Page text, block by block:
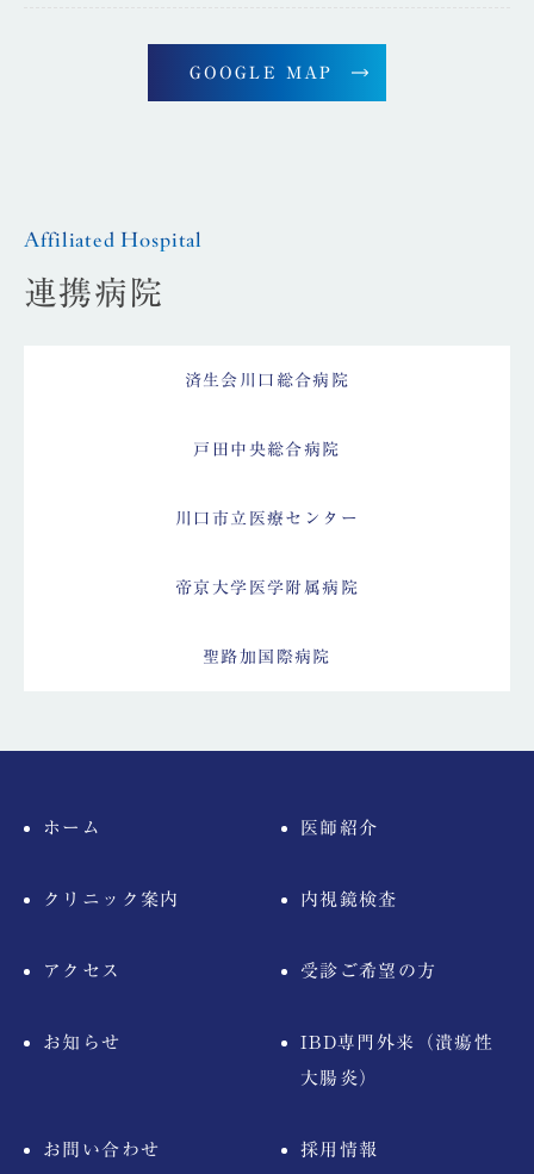
GOOGLE MAP
Affiliated Hospital
連携病院
済生会川口総合病院
戸田中央総合病院
川口市立医療センター
帝京大学医学附属病院
聖路加国際病院
ホーム 医師紹介
クリニック案内 内視鏡検査
アクセス 受診ご希望の方
お知らせ
IBD専門外来（潰瘍性
大腸炎）
お問い合わせ 採用情報